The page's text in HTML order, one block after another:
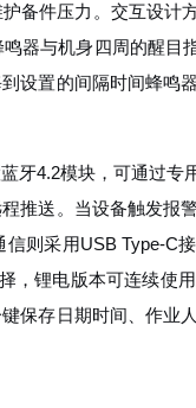
备件压力。交互设计
器与机身四周的醒目
设置的间隔时间蜂鸣
4.2模块，可通过专
推送。当设备触发报
则采用USB Type-C
，锂电版本可连续使
保存日期时间、作业